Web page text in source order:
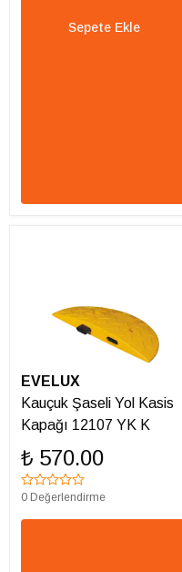
Sepete Ekle
EVELUX
Kauçuk Şaseli Yol Kasis
Kapağı 12107 YK K
₺ 570.00
0 Değerlendirme